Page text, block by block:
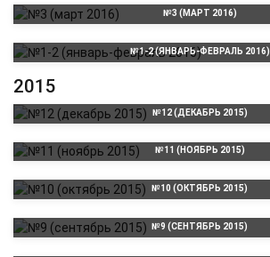
№3 (МАРТ 2016)
№1-2 (ЯНВАРЬ-ФЕВРАЛЬ 2016)
2015
№12 (ДЕКАБРЬ 2015)
№11 (НОЯБРЬ 2015)
№10 (ОКТЯБРЬ 2015)
№9 (СЕНТЯБРЬ 2015)